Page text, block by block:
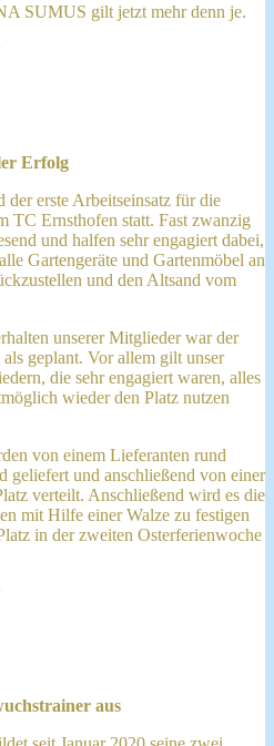
SUMUS gilt jetzt mehr denn je.
Erfolg
der erste Arbeitseinsatz für die
TC Ernsthofen statt. Fast zwanzig
und halfen sehr engagiert dabei,
Gartengeräte und Gartenmöbel an
und den Altsand vom
unserer Mitglieder war der
geplant. Vor allem gilt unser
die sehr engagiert waren, alles
wieder den Platz nutzen
von einem Lieferanten rund
geliefert und anschließend von einer
verteilt. Anschließend wird es die
mit Hilfe einer Walze zu festigen
in der zweiten Osterferienwoche
aus